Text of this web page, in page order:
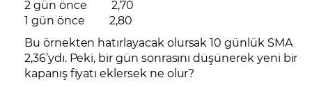
2 gün önce 2,70
1 gün önce 2,80
Bu örnekten hatırlayacak olursak 10 günlük SMA
2,36’ydı. Peki, bir gün sonrasını düşünerek yeni bir
kapanış fiyatı eklersek ne olur?